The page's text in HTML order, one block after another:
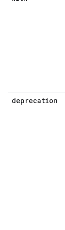
deprecation